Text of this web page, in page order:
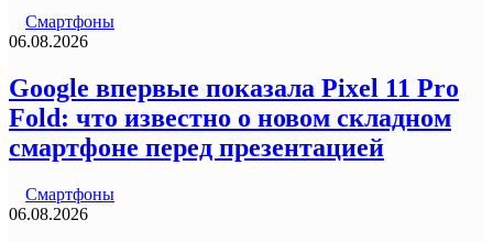
Смартфоны
06.08.2026
Google впервые показала Pixel 11 Pro
Fold: что известно о новом складном
смартфоне перед презентацией
Смартфоны
06.08.2026